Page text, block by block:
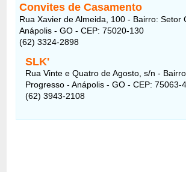
Convites de Casamento
Rua Xavier de Almeida, 100 - Bairro: Setor
Anápolis - GO - CEP: 75020-130
(62) 3324-2898
SLK'
Rua Vinte e Quatro de Agosto, s/n -
Progresso - Anápolis - GO - CEP: 75063-
(62) 3943-2108